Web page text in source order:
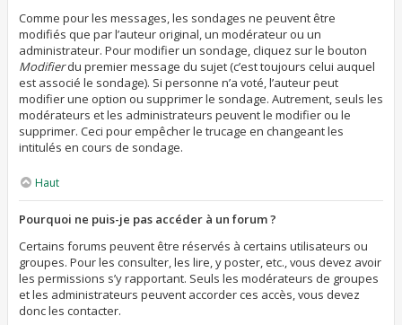
Comme pour les messages, les sondages ne peuvent être
modifiés que par l’auteur original, un modérateur ou un
administrateur. Pour modifier un sondage, cliquez sur le bouton
Modifierdu premier message du sujet (c’est toujours celui auquel
est associé le sondage). Si personne n’a voté, l’auteur peut
modifier une option ou supprimer le sondage. Autrement, seuls les
modérateurs et les administrateurs peuvent le modifier ou le
supprimer. Ceci pour empêcher le trucage en changeant les
intitulés en cours de sondage.
Haut
Pourquoi ne puis-je pas accéder à un forum ?
Certains forums peuvent être réservés à certains utilisateurs ou
groupes. Pour les consulter, les lire, y poster, etc., vous devez avoir
les permissions s’y rapportant. Seuls les modérateurs de groupes
et les administrateurs peuvent accorder ces accès, vous devez
donc les contacter.